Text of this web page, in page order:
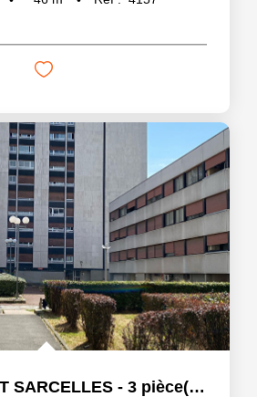
APPARTEMENT SARCELLES - 3 pièce(s) - 67.13 m2